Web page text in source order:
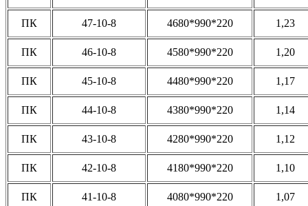
ПК 47-10-8 4680*990*220 1,23
ПК 46-10-8 4580*990*220 1,20
ПК 45-10-8 4480*990*220 1,17
ПК 44-10-8 4380*990*220 1,14
ПК 43-10-8 4280*990*220 1,12
ПК 42-10-8 4180*990*220 1,10
ПК 41-10-8 4080*990*220 1,07